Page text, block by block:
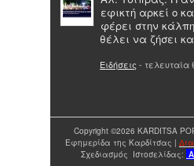
εφικτή αρκεί ο
φέρει στην
θέλει να ζήσει
Ειδήσεις - τελευταία
Copyright ©2026 KARDITSA
Εφημερίδα της Καρδίτσας |
Σχεδιασμός Ιστοσελίδας: